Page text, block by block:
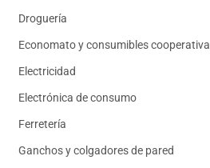
Droguería
Economato y consumibles cooperativa
Electricidad
Electrónica de consumo
Ferretería
Ganchos y colgadores de pared